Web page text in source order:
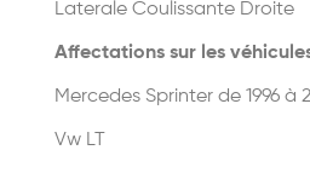
Laterale Coulissante Droite
Affectations sur les
Mercedes Sprinter de 1996 à
Vw LT